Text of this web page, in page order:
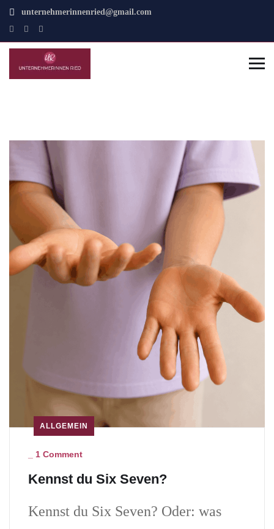
unternehmerinnenried@gmail.com
ALLGEMEIN
1 Comment
Kennst du Six Seven?
Kennst du Six Seven? Oder: was